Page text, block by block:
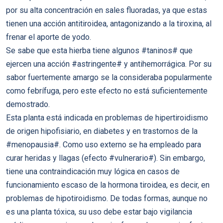
por su alta concentración en sales fluoradas, ya que estas
tienen una acción antitiroidea, antagonizando a la tiroxina, al
frenar el aporte de yodo.
Se sabe que esta hierba tiene algunos #taninos# que
ejercen una acción #astringente# y antihemorrágica. Por su
sabor fuertemente amargo se la consideraba popularmente
como febrífuga, pero este efecto no está suficientemente
demostrado.
Esta planta está indicada en problemas de hipertiroidismo
de origen hipofisiario, en diabetes y en trastornos de la
#menopausia#. Como uso externo se ha empleado para
curar heridas y llagas (efecto #vulnerario#). Sin embargo,
tiene una contraindicación muy lógica en casos de
funcionamiento escaso de la hormona tiroidea, es decir, en
problemas de hipotiroidismo. De todas formas, aunque no
es una planta tóxica, su uso debe estar bajo vigilancia